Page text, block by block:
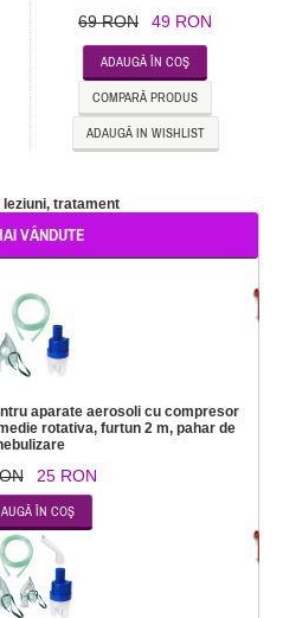
69 RON 49 RON
ADAUGĂ ÎN COŞ
COMPARĂ PRODUS
ADAUGĂ IN WISHLIST
leziuni, tratament
VÂNDUTE
aparate aerosoli cu compresor
rotativa, furtun 2 m, pahar de
25 RON